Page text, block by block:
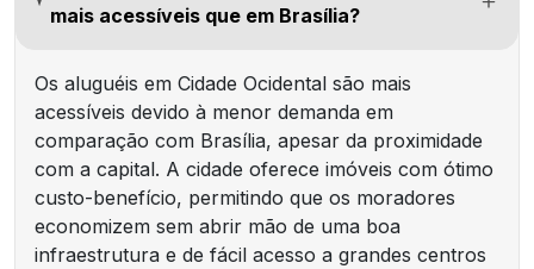
mais acessíveis que em Brasília?
Os aluguéis em Cidade Ocidental são mais
acessíveis devido à menor demanda em
comparação com Brasília, apesar da proximidade
com a capital. A cidade oferece imóveis com ótimo
custo-benefício, permitindo que os moradores
economizem sem abrir mão de uma boa
infraestrutura e de fácil acesso a grandes centros